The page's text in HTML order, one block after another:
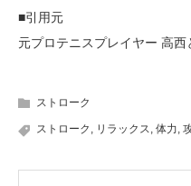
■引用元
元プロテニスプレイヤー 高
ストローク
ストローク , リラックス, 体力,